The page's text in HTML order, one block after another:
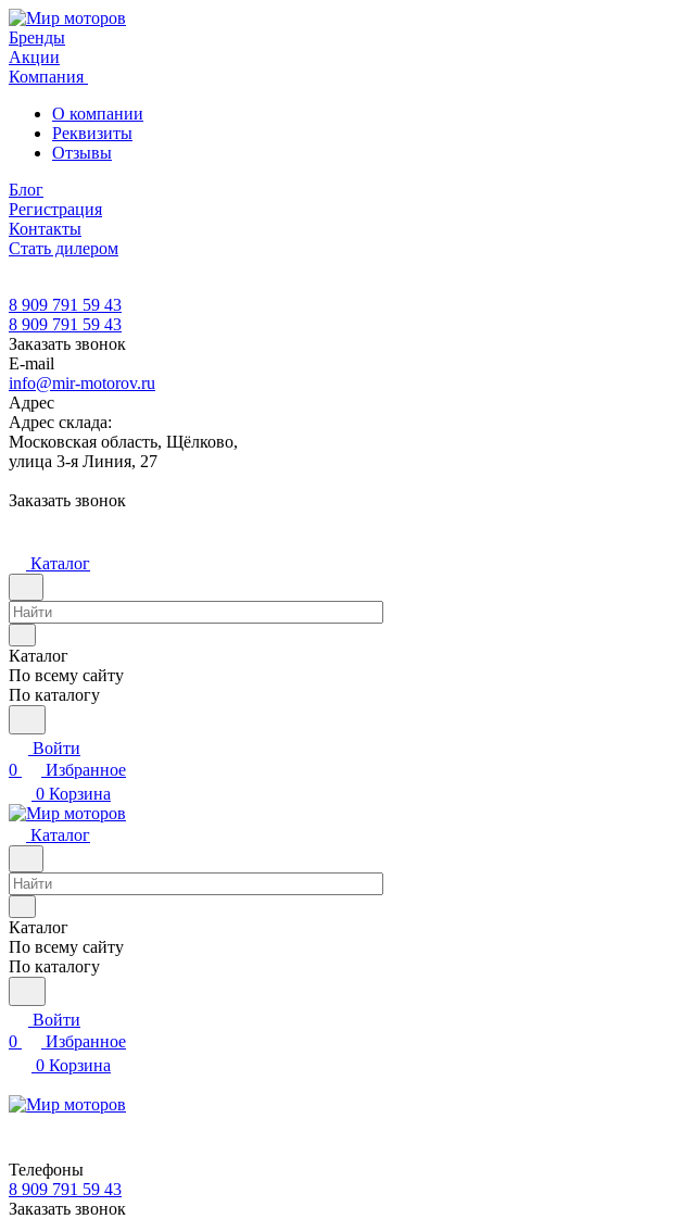
Бренды
Акции
Компания
О компании
Реквизиты
Отзывы
Блог
Регистрация
Контакты
Стать дилером
8 909 791 59 43
8 909 791 59 43
Заказать звонок
E-mail
info@mir-motorov.ru
Адрес
Адрес склада:
Московская область, Щёлково,
улица 3-я Линия, 27
Заказать звонок
Каталог
Каталог
По всему сайту
По каталогу
Войти
0
Избранное
0 Корзина
Каталог
Каталог
По всему сайту
По каталогу
Войти
0
Избранное
0 Корзина
Телефоны
8 909 791 59 43
Заказать звонок